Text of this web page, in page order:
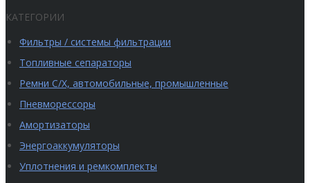
КАТЕГОРИИ
Фильтры / системы фильтрации
Топливные сепараторы
Ремни С/Х, автомобильные, промышленные
Пневморессоры
Амортизаторы
Энергоаккумуляторы
Уплотнения и ремкомплекты